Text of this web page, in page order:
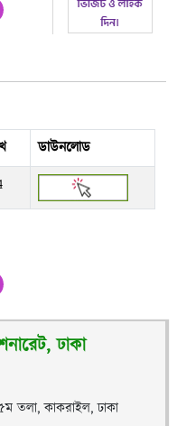
ডাউনলোড
ঢাকা
তলা, কাকরাইল, ঢাকা